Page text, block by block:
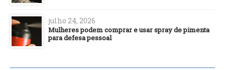
julho 24, 2026
Mulheres podem comprar e usar spray de pimenta
para defesa pessoal